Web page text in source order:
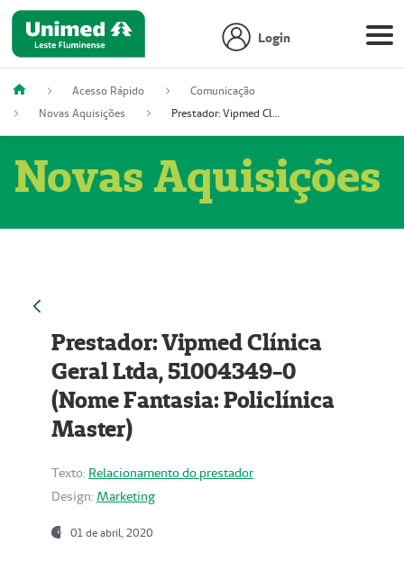
Login
Acesso Rápido
Comunicação
Novas Aquisições
Prestador: Vipmed Clínica Geral Ltda, 51004349-0 (Nome Fantasia: Policlínica Master)
Novas Aquisições
Prestador: Vipmed Clínica
Geral Ltda, 51004349-0
(Nome Fantasia: Policlínica
Master)
Texto: Relacionamento do prestador
Design: Marketing
01 de abril, 2020